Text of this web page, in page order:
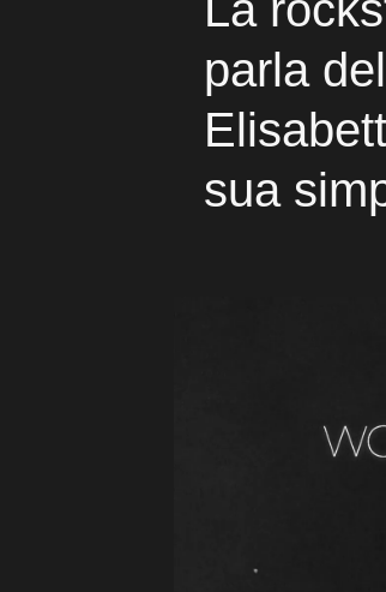
parla
sua